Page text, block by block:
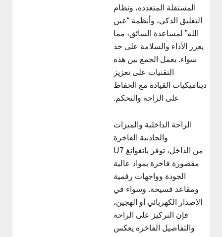
المستقلة المتعددة، ونظام
التعليق الذكي، وأنظمة “عين
الله” لمساعدة السائق، مما
يعزز الأداء والسلامة على حد
سواء. يعمل الجمع بين هذه
التقنيات على تعزيز
ديناميكيات القيادة مع الحفاظ
على الراحة والتحكم.
الراحة الداخلية والميزات
والجاذبية الفاخرة
من الداخل، توفر يانغوانغ U7
مقصورة فاخرة بمواد عالية
الجودة وواجهات رقمية
ومقاعد فسيحة. وسواء في
الإصدار الكهربائي أو الهجين،
فإن التركيز على الراحة
والتفاصيل الفاخرة يعكس